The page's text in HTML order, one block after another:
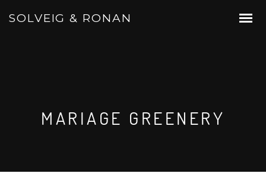
SOLVEIG & RONAN
MARIAGE GREENERY